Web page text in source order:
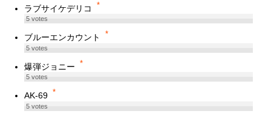
ラブサイケデリコ *
5votes
ブルーエンカウント *
5votes
爆弾ジョニー *
5votes
AK-69 *
5votes